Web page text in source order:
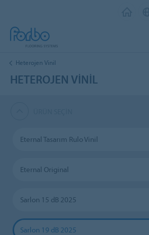
Heterojen Vinil
HETEROJEN VINIL
Eternal Tasarım Rulo Vinil
Eternal Original
Sarlon 15 dB 2025
Sarlon 19 dB 2025